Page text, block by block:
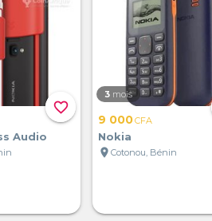
favorite_border
Audio
3 mois
9 000CFA
Nokia
location_onCotonou, Bénin